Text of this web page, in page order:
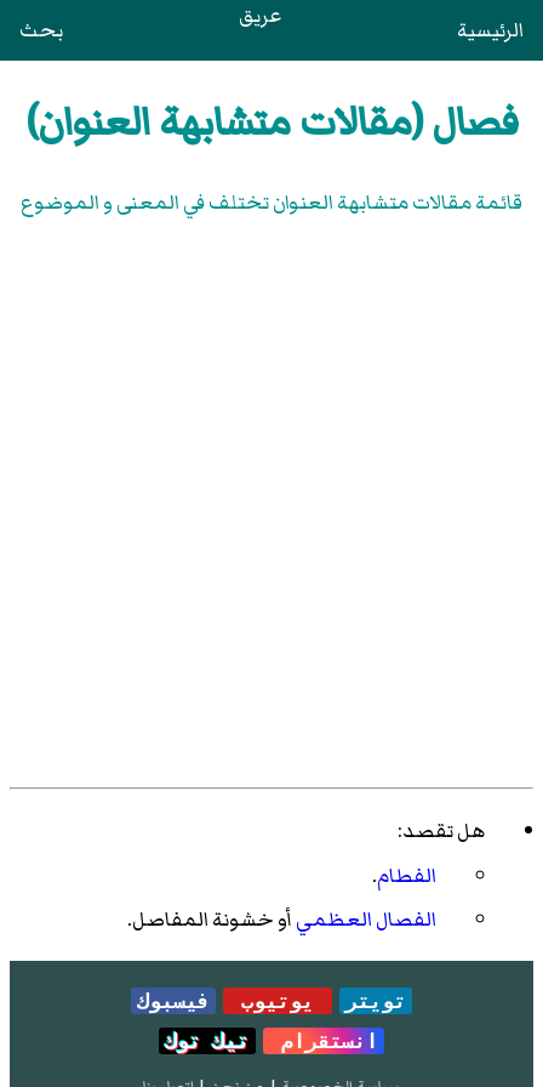
الرئيسية عريق بحث
فصال (مقالات متشابهة العنوان)
قائمة مقالات متشابهة العنوان تختلف في المعنى و الموضوع
هل تقصد:
الفطام.
الفصال العظميأو خشونة المفاصل.
تويتر يوتيوب
فيسبوك
انستقرام
تيك توك